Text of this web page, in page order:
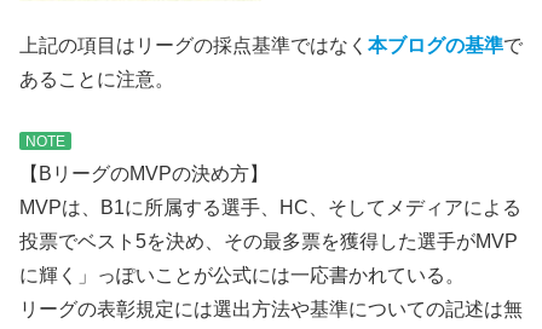
上記の項目はリーグの採点基準ではなく 本ブログの基準で
あることに注意。
NOTE
【BリーグのMVPの決め方】
MVPは、B1に所属する選手、HC、そしてメディアによる
投票でベスト5を決め、その最多票を獲得した選手がMVP
に輝く」っぽいことが公式には一応書かれている。
リーグの表彰規定には選出方法や基準についての記述は無